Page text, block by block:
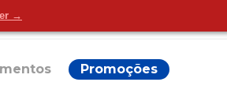
→
Promoções